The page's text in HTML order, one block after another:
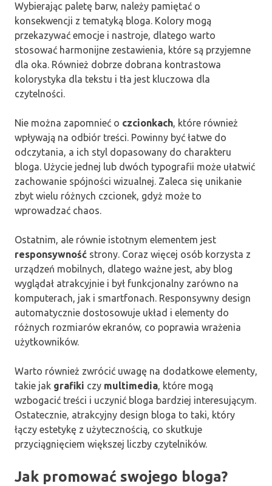
Wybierając paletę barw, należy pamiętać o
konsekwencji z tematyką bloga. Kolory mogą
przekazywać emocje i nastroje, dlatego warto
stosować harmonijne zestawienia, które są przyjemne
dla oka. Również dobrze dobrana kontrastowa
kolorystyka dla tekstu i tła jest kluczowa dla
czytelności.
Nie można zapomnieć o czcionkach, które również
wpływają na odbiór treści. Powinny być łatwe do
odczytania, a ich styl dopasowany do charakteru
bloga. Użycie jednej lub dwóch typografii może ułatwić
zachowanie spójności wizualnej. Zaleca się unikanie
zbyt wielu różnych czcionek, gdyż może to
wprowadzać chaos.
Ostatnim, ale równie istotnym elementem jest
responsywność strony. Coraz więcej osób korzysta z
urządzeń mobilnych, dlatego ważne jest, aby blog
wyglądał atrakcyjnie i był funkcjonalny zarówno na
komputerach, jak i smartfonach. Responsywny design
automatycznie dostosowuje układ i elementy do
różnych rozmiarów ekranów, co poprawia wrażenia
użytkowników.
Warto również zwrócić uwagę na dodatkowe elementy,
takie jak grafiki czy multimedia, które mogą
wzbogacić treści i uczynić bloga bardziej interesującym.
Ostatecznie, atrakcyjny design bloga to taki, który
łączy estetykę z użytecznością, co skutkuje
przyciągnięciem większej liczby czytelników.
Jak promować swojego bloga?